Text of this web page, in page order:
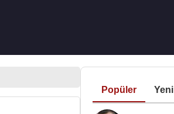
Popüler Yeni